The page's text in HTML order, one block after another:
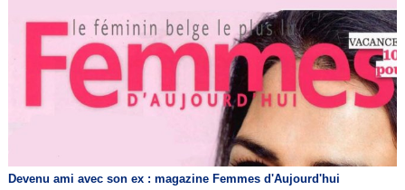
Devenu ami avec son ex : magazine Femmes d'Aujourd'hui